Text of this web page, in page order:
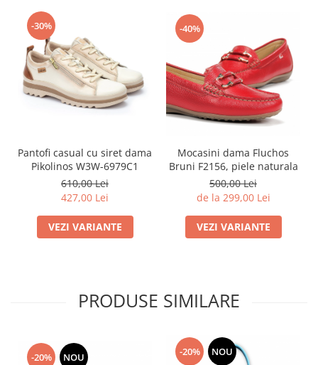
-30%
Pantofi casual cu siret dama
Pikolinos W3W-6979C1
610,00 Lei
427,00 Lei
VEZI VARIANTE
-40%
Mocasini dama Fluchos
Bruni F2156, piele naturala
500,00 Lei
de la 299,00 Lei
VEZI VARIANTE
PRODUSE SIMILARE
-20% NOU -20% NOU